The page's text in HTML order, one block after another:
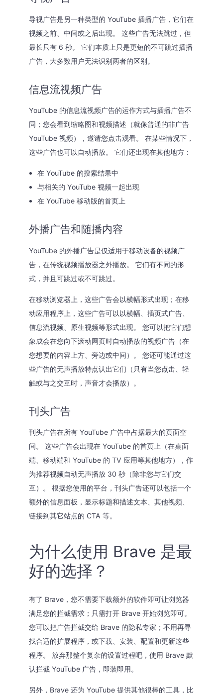
导视广告是另一种类型的 YouTube 插播广告，它们在
视频之前、中间或之后出现。 这些广告无法跳过，但
最长只有 6 秒。 它们本质上只是更短的不可跳过插播
广告，大多数用户无法识别两者的区别。
信息流视频广告
YouTube 的信息流视频广告的运作方式与插播广告不
同；您会看到缩略图和视频描述（就像普通的非广告
YouTube 视频），邀请您点击观看。 在某些情况下，
这些广告也可以自动播放。 它们还出现在其他地方：
在 YouTube 的搜索结果中
与相关的 YouTube 视频一起出现
在 YouTube 移动版的首页上
外播广告和随播内容
YouTube 的外播广告是仅适用于移动设备的视频广
告，在传统视频播放器之外播放。 它们有不同的形
式，并且可跳过或不可跳过。
在移动浏览器上，这些广告会以横幅形式出现；在移
动应用程序上，这些广告可以以横幅、插页式广告、
信息流视频、原生视频等形式出现。 您可以把它们想
象成会在您向下滚动网页时自动播放的视频广告（在
您想要的内容上方、旁边或中间）。 您还可能通过这
些广告的无声播放特点认出它们（只有当您点击、轻
触或与之交互时，声音才会播放）。
刊头广告
刊头广告在所有 YouTube 广告中占据最大的页面空
间。 这些广告会出现在 YouTube 的首页上（在桌面
端、移动端和 YouTube 的 TV 应用等其他地方），作
为推荐视频自动无声播放 30 秒（除非您与它们交
互）。 根据您使用的平台，刊头广告还可以包括一个
额外的信息面板，显示标题和描述文本、其他视频、
链接到其它站点的 CTA 等。
为什么使用 Brave 是最
好的选择？
有了 Brave，您不需要下载额外的软件即可让浏览器
满足您的拦截需求；只需打开 Brave 开始浏览即可。
您可以把广告拦截交给 Brave 的隐私专家；不用再寻
找合适的扩展程序，或下载、安装、配置和更新这些
程序。 放弃那整个复杂的设置过程吧，使用 Brave 默
认拦截 YouTube 广告，即装即用。
另外，Brave 还为 YouTube 提供其他很棒的工具，比